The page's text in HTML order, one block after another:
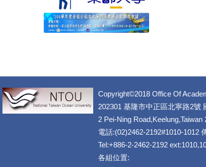
Copyright©2018 Office Of
202301 基隆市中正區北寧路2號
2 Pei-Ning Road,Keelung,Taiwan
電話:(02)2462-2192#1010-1012
Tel:+886-2-2462-2192
各組位置: